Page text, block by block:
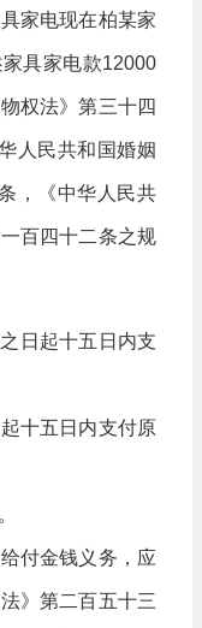
家电现在柏某家
具家电款12000
权法》第三十四
人民共和国婚姻
，《中华人民共
百四十二条之规
日起十五日内支
十五日内支付原
付金钱义务，应
》第二百五十三